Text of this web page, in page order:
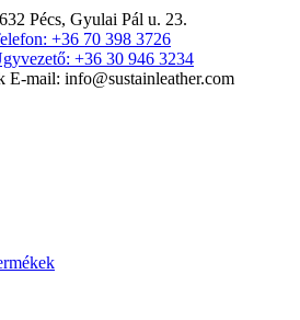
Pécs, Gyulai Pál u. 23.
+36 70 398 3726
+36 30 946 3234
E-mail: info@sustainleather.com